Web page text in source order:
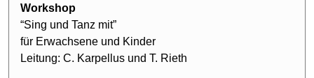
Workshop
“Sing und Tanz mit”
für Erwachsene und Kinder
Leitung: C. Karpellus und T. Rieth